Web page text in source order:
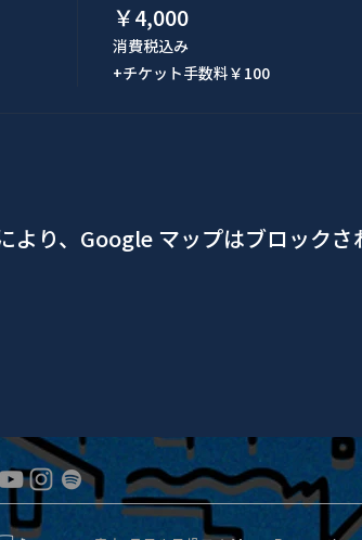
￥4,000
消費税込み
+チケット手数料￥100
より、Google マップはブロックさ